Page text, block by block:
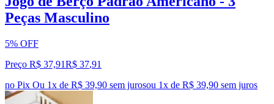
Peças Masculino
5% OFF
Preço R$ 37,91R$ 37,91
no Pix Ou 1x de R$ 39,90 sem jurosou 1x de R$ 39,90 sem juros